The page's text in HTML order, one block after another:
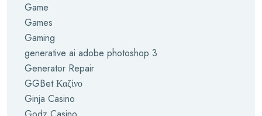
Game
Games
Gaming
generative ai adobe photoshop 3
Generator Repair
GGBet Καζίνο
Ginja Casino